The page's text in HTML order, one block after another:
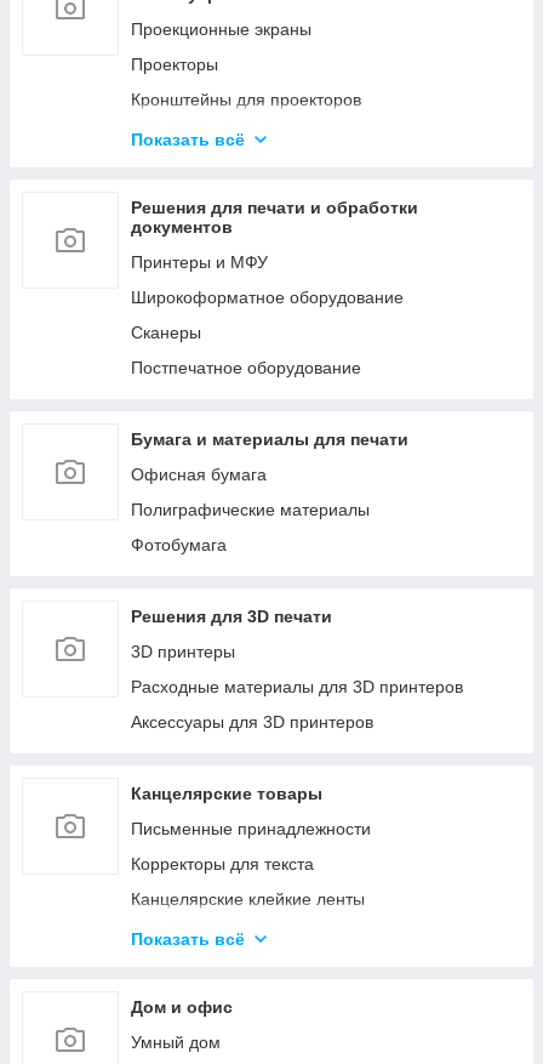
Мобильные стойки
Кронштейны для видео стен и
Конференц-системы
Проекционные экраны
Проекторы
Кронштейны для проекторов
Офисные доски
Показать всё
Решения для печати и обработки
документов
Принтеры и МФУ
Широкоформатное оборудование
Сканеры
Постпечатное оборудование
Бумага и материалы для печати
Офисная бумага
Полиграфические материалы
Фотобумага
Решения для 3D печати
3D принтеры
Расходные материалы для 3D принтеров
Аксессуары для 3D принтеров
Канцелярские товары
Письменные принадлежности
Корректоры для текста
Канцелярские клейкие ленты
Канцелярские мелочи
Бумажная продукция
Папки для хранения и сортировки документов
Показать всё
Дом и офис
Умный дом